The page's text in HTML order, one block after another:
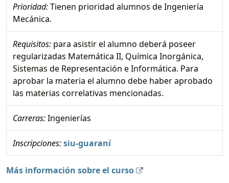
Prioridad:Tienen prioridad alumnos de Ingeniería
Mecánica.
Requisitos: para asistir el alumno deberá poseer
regularizadas Matemática II, Química Inorgánica,
Sistemas de Representación e Informática. Para
aprobar la materia el alumno debe haber aprobado
las materias correlativas mencionadas.
Carreras:Ingenierías
Inscripciones:siu-guaraní
Más información sobre el curso